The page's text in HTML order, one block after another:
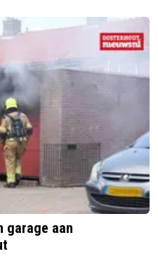
garage aan